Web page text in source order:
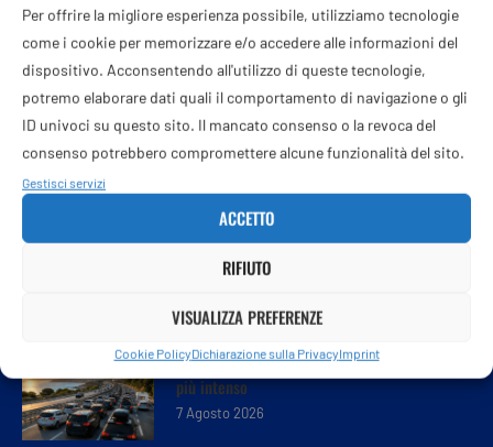
Per offrire la migliore esperienza possibile, utilizziamo tecnologie
come i cookie per memorizzare e/o accedere alle informazioni del
dispositivo. Acconsentendo all'utilizzo di queste tecnologie,
potremo elaborare dati quali il comportamento di navigazione o gli
ID univoci su questo sito. Il mancato consenso o la revoca del
consenso potrebbero compromettere alcune funzionalità del sito.
Gestisci servizi
ACCETTO
RIFIUTO
VISUALIZZA PREFERENZE
Cookie PolicyDichiarazione sulla PrivacyImprint
Esodo da record, sulle strade è il weekend
più intenso
7 Agosto 2026